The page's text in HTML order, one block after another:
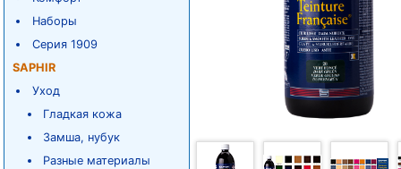
Наборы
Серия 1909
SAPHIR
Уход
Гладкая кожа
Замша, нубук
Разные материалы